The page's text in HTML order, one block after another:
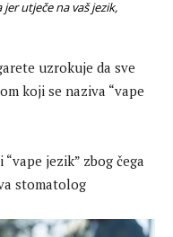
jer utječe na vaš jezik,
uzrokuje da sve
koji se naziva “vape
jezik” zbog čega
stomatolog